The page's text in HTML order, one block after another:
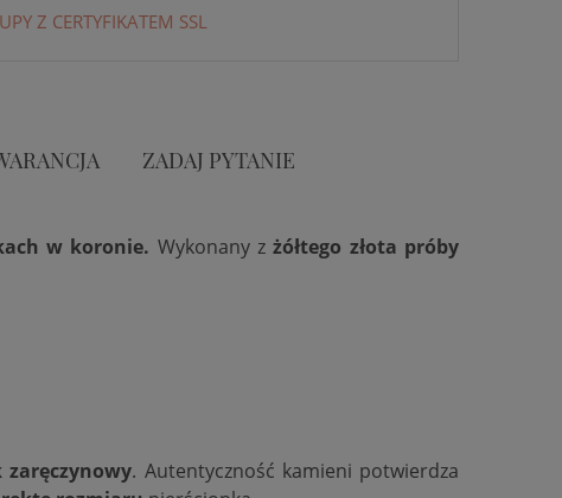
Z CERTYFIKATEM SSL
ZADAJ PYTANIE
w koronie. Wykonany z żółtego złota próby
. Autentyczność kamieni potwierdza